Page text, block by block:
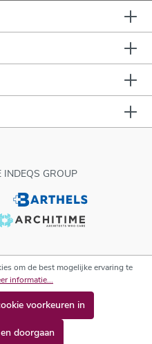
INDEQS GROUP
om de best mogelijke ervaring te
informatie...
voorkeuren in
doorgaan